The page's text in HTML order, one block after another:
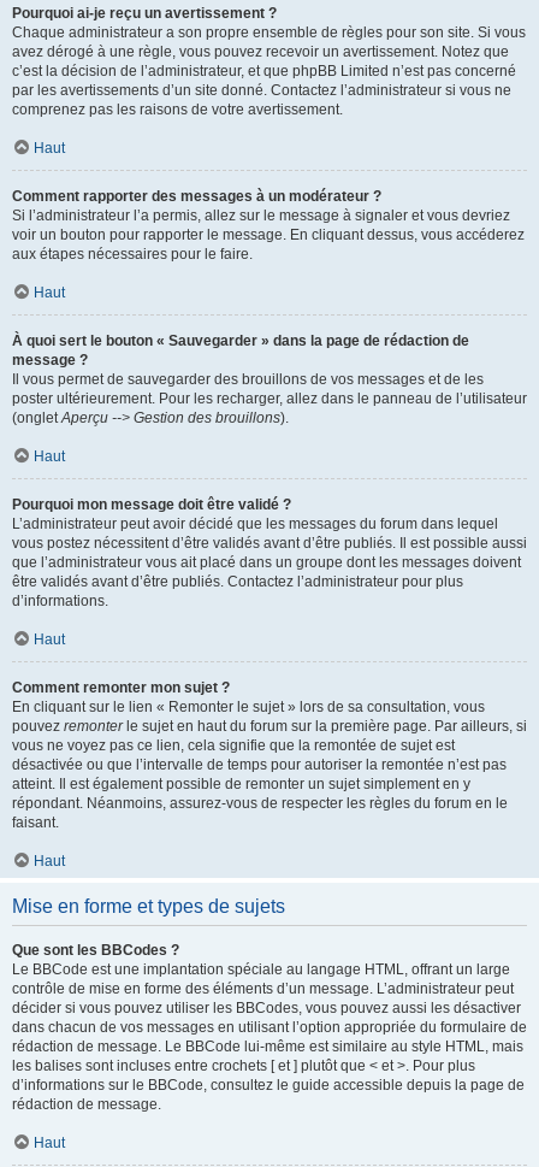
Pourquoi ai-je reçu un avertissement ?
Chaque administrateur a son propre ensemble de règles pour son site. Si vous
avez dérogé à une règle, vous pouvez recevoir un avertissement. Notez que
c’est la décision de l’administrateur, et que phpBB Limited n’est pas concerné
par les avertissements d’un site donné. Contactez l’administrateur si vous ne
comprenez pas les raisons de votre avertissement.
Haut
Comment rapporter des messages à un modérateur ?
Si l’administrateur l’a permis, allez sur le message à signaler et vous devriez
voir un bouton pour rapporter le message. En cliquant dessus, vous accéderez
aux étapes nécessaires pour le faire.
Haut
À quoi sert le bouton « Sauvegarder » dans la page de rédaction de
message ?
Il vous permet de sauvegarder des brouillons de vos messages et de les
poster ultérieurement. Pour les recharger, allez dans le panneau de l’utilisateur
(ongletAperçu --> Gestion des brouillons).
Haut
Pourquoi mon message doit être validé ?
L’administrateur peut avoir décidé que les messages du forum dans lequel
vous postez nécessitent d’être validés avant d’être publiés. Il est possible aussi
que l’administrateur vous ait placé dans un groupe dont les messages doivent
être validés avant d’être publiés. Contactez l’administrateur pour plus
d’informations.
Haut
Comment remonter mon sujet ?
En cliquant sur le lien « Remonter le sujet » lors de sa consultation, vous
pouvez remonterle sujet en haut du forum sur la première page. Par ailleurs, si
vous ne voyez pas ce lien, cela signifie que la remontée de sujet est
désactivée ou que l’intervalle de temps pour autoriser la remontée n’est pas
atteint. Il est également possible de remonter un sujet simplement en y
répondant. Néanmoins, assurez-vous de respecter les règles du forum en le
faisant.
Haut
Mise en forme et types de sujets
Que sont les BBCodes ?
Le BBCode est une implantation spéciale au langage HTML, offrant un large
contrôle de mise en forme des éléments d’un message. L’administrateur peut
décider si vous pouvez utiliser les BBCodes, vous pouvez aussi les désactiver
dans chacun de vos messages en utilisant l’option appropriée du formulaire de
rédaction de message. Le BBCode lui-même est similaire au style HTML, mais
les balises sont incluses entre crochets [ et ] plutôt que < et >. Pour plus
d’informations sur le BBCode, consultez le guide accessible depuis la page de
rédaction de message.
Haut